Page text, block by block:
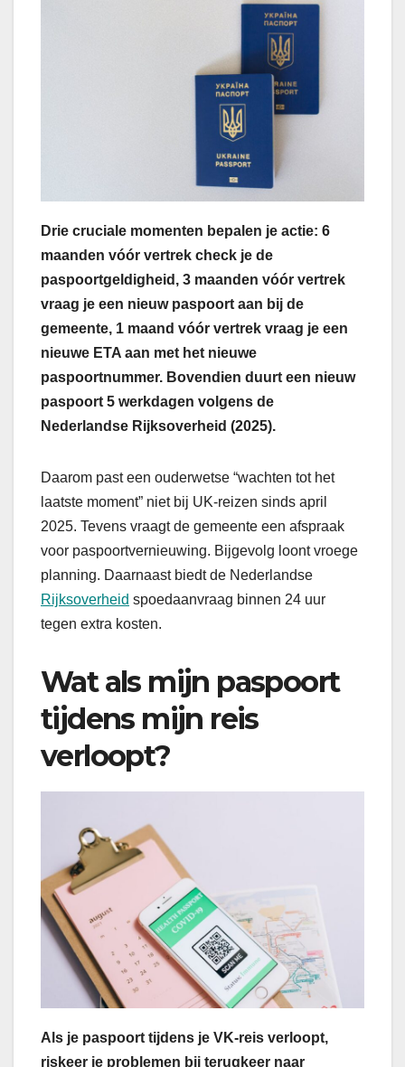
Drie cruciale momenten bepalen je actie: 6
maanden vóór vertrek check je de
paspoortgeldigheid, 3 maanden vóór vertrek
vraag je een nieuw paspoort aan bij de
gemeente, 1 maand vóór vertrek vraag je een
nieuwe ETA aan met het nieuwe
paspoortnummer. Bovendien duurt een nieuw
paspoort 5 werkdagen volgens de
Nederlandse Rijksoverheid (2025).
Daarom past een ouderwetse “wachten tot het
laatste moment” niet bij UK-reizen sinds april
2025. Tevens vraagt de gemeente een afspraak
voor paspoortvernieuwing. Bijgevolg loont vroege
planning. Daarnaast biedt de Nederlandse
Rijksoverheid spoedaanvraag binnen 24 uur
tegen extra kosten.
Wat als mijn paspoort
tijdens mijn reis
verloopt?
Als je paspoort tijdens je VK-reis verloopt,
riskeer je problemen bij terugkeer naar